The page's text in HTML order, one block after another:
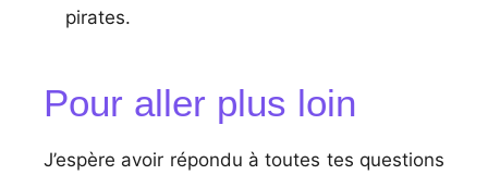
pirates.
Pour aller plus loin
J’espère avoir répondu à toutes tes questions